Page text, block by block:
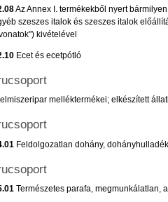
Az Annex I. termékekből nyert
szeszes italok és szeszes italok
kivételével
Ecet és ecetpótló
melléktermékei; elkészített
Feldolgozatlan dohány, dohányhulladék
Természetes parafa, megmunkálatlan,